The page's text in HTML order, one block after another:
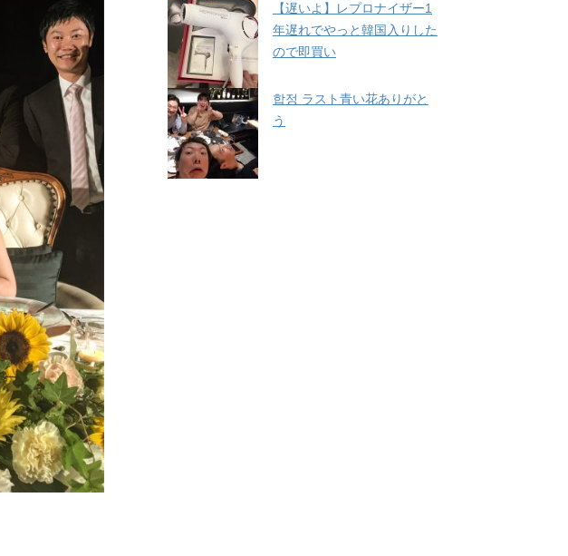
【遅いよ】レプロナイザー1
年遅れでやっと韓国入りした
ので即買い
합정 ラスト青い花ありがと
う